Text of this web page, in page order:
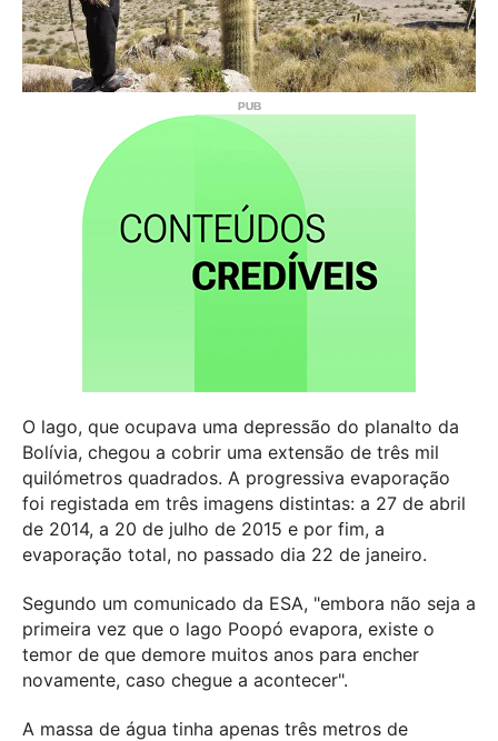
O lago, que ocupava uma depressão do planalto da
Bolívia, chegou a cobrir uma extensão de três mil
quilómetros quadrados. A progressiva evaporação
foi registada em três imagens distintas: a 27 de abril
de 2014, a 20 de julho de 2015 e por fim, a
evaporação total, no passado dia 22 de janeiro.
Segundo um comunicado da ESA, "embora não seja a
primeira vez que o lago Poopó evapora, existe o
temor de que demore muitos anos para encher
novamente, caso chegue a acontecer".
A massa de água tinha apenas três metros de